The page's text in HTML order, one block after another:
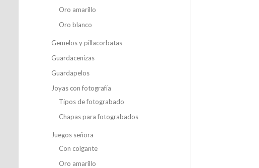
Oro amarillo
Oro blanco
Gemelos y pillacorbatas
Guardacenizas
Guardapelos
Joyas con fotografía
Tipos de fotograbado
Chapas para fotograbados
Juegos señora
Con colgante
Oro amarillo